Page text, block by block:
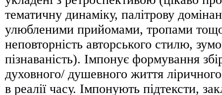
тематичну динаміку, палітрову
улюбленими прийомами, тропами
неповторність авторського стилю,
пізнаваність). Імпонує формування
духовного/ душевного життя
в реалії часу. Імпонують підтексти,